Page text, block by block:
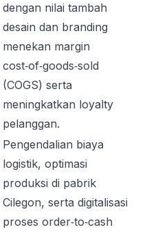
dengan nilai tambah
desain dan branding
menekan margin
cost‑of‑goods‑sold
(COGS) serta
meningkatkan loyalty
pelanggan.
Pengendalian biaya
logistik, optimasi
produksi di pabrik
Cilegon, serta digitalisasi
proses order‑to‑cash